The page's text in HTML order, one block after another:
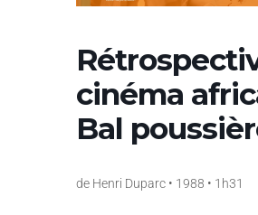
cinéma
Bal
de Henri Duparc • 1988 • 1h31